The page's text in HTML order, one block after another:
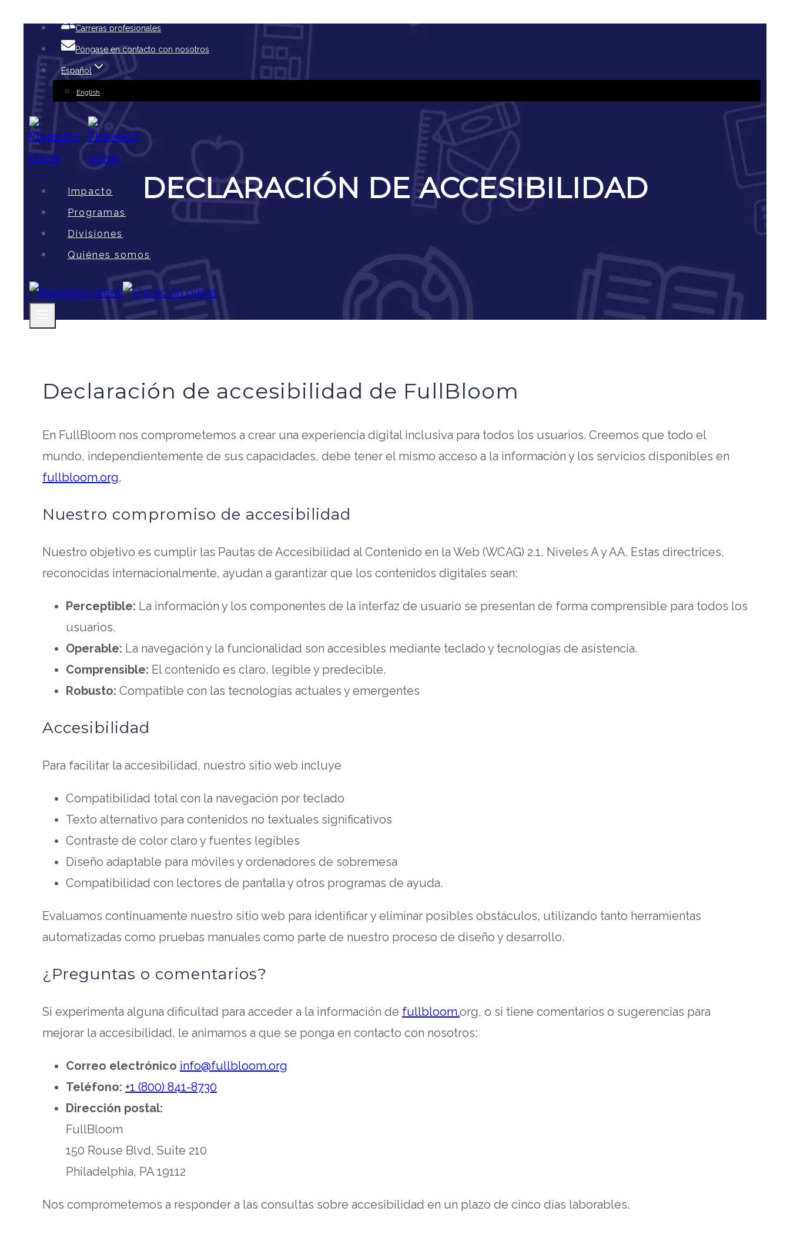
contenido
Carreras profesionales
Póngase en contacto con nosotros
Español
English
Impacto
Programas
Divisiones
Quiénes somos
DECLARACIÓN DE ACCESIBILIDAD
Declaración de accesibilidad de FullBloom
En FullBloom nos comprometemos a crear una experiencia digital inclusiva para todos los usuarios. Creemos que todo el
mundo, independientemente de sus capacidades, debe tener el mismo acceso a la información y los servicios disponibles en
fullbloom.org
a
.
Nuestro compromiso de accesibilidad
Nuestro objetivo es cumplir las Pautas de Accesibilidad al Contenido en la Web (WCAG) 2.1, Niveles A y AA. Estas directrices,
reconocidas internacionalmente, ayudan a garantizar que los contenidos digitales sean:
Perceptible: La información y los componentes de la interfaz de usuario se presentan de forma comprensible para todos los
usuarios.
Operable: La navegación y la funcionalidad son accesibles mediante teclado y tecnologías de asistencia.
Comprensible: El contenido es claro, legible y predecible.
Robusto: Compatible con las tecnologías actuales y emergentes
Accesibilidad
Para facilitar la accesibilidad, nuestro sitio web incluye
Compatibilidad total con la navegación por teclado
Texto alternativo para contenidos no textuales significativos
Contraste de color claro y fuentes legibles
Diseño adaptable para móviles y ordenadores de sobremesa
Compatibilidad con lectores de pantalla y otros programas de ayuda.
Evaluamos continuamente nuestro sitio web para identificar y eliminar posibles obstáculos, utilizando tanto herramientas
automatizadas como pruebas manuales como parte de nuestro proceso de diseño y desarrollo.
¿Preguntas o comentarios?
Si experimenta alguna dificultad para acceder a la información de fullbloom.opens
in
org, o si tiene comentarios o sugerencias para
mejorar la accesibilidad, le animamos a que se ponga en contacto con nosotros:
Correo electrónico info@fullbloom.org
Teléfono: +1 (800) 841-8730
Dirección postal:
FullBloom
150 Rouse Blvd, Suite 210
Philadelphia, PA 19112
Nos comprometemos a responder a las consultas sobre accesibilidad en un plazo de cinco días laborables.